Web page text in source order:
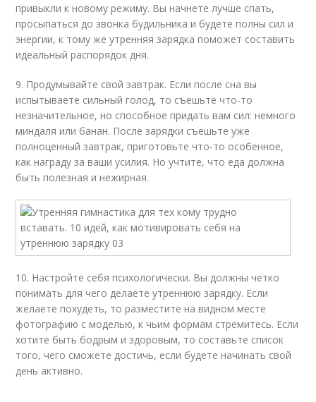
привыкли к новому режиму. Вы начнете лучше спать,
просыпаться до звонка будильника и будете полны сил и
энергии, к тому же утренняя зарядка поможет составить
идеальный распорядок дня.
9. Продумывайте свой завтрак. Если после сна вы
испытываете сильный голод, то съешьте что-то
незначительное, но способное придать вам сил: немного
миндаля или банан. После зарядки съешьте уже
полноценный завтрак, приготовьте что-то особенное,
как награду за ваши усилия. Но учтите, что еда должна
быть полезная и нежирная.
10. Настройте себя психологически. Вы должны четко
понимать для чего делаете утреннюю зарядку. Если
желаете похудеть, то разместите на видном месте
фотографию с моделью, к чьим формам стремитесь. Если
хотите быть бодрым и здоровым, то составьте список
того, чего сможете достичь, если будете начинать свой
день активно.